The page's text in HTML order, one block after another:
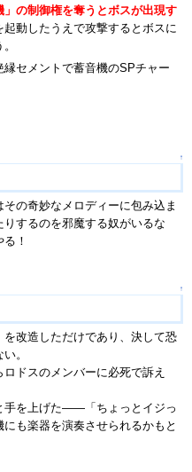
の制御権を奪うとボスが出現す
動したうえで攻撃するとボスに
セメントで蓄音機のSPチャー
↑
の奇妙なメロディーに包み込ま
するのを邪魔する奴がいるな
！
↑
改造しただけであり、決して恐
。
ドスのメンバーに必死で訴え
手を上げた――「ちょっとイジっ
も楽器を演奏させられるかもと